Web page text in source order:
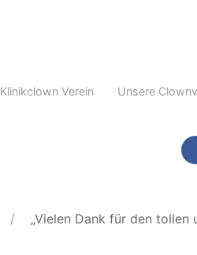
Klinikclown Verein Unsere
„Vielen Dank für den